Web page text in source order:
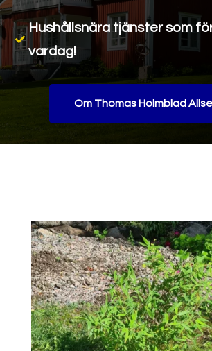

Hushållsnära tjänster som
vardag!
Om Thomas Holmblad